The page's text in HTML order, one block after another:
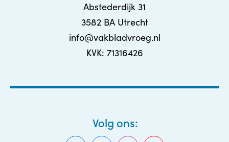
Abstederdijk 31
3582 BA Utrecht
info@vakbladvroeg.nl
KVK: 71316426
Volg ons: